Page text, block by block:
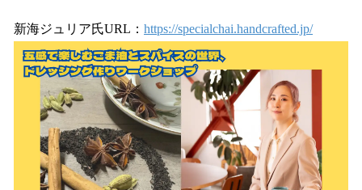
新海ジュリア氏URL： https://specialchai.handcrafted.jp/